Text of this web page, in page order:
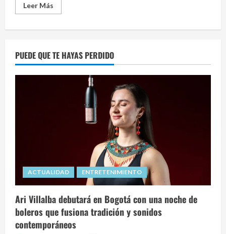
Leer Más
more
gala:
nace
Auténtica”
conquistar
PUEDE QUE TE HAYAS PERDIDO
ACTUALIDAD ENTRETENIMIENTO
Ari Villalba debutará en Bogotá con una noche de
boleros que fusiona tradición y sonidos
contemporáneos